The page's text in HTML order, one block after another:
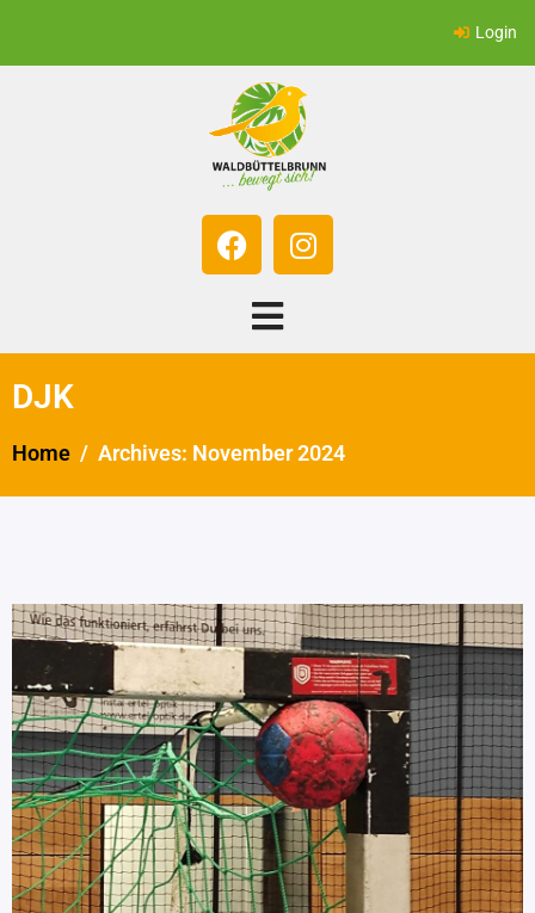
Login
DJK
Home Archives: November 2024